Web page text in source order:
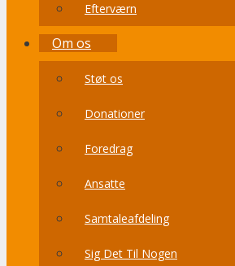
Efterværn
Om os
Støt os
Donationer
Foredrag
Ansatte
Samtaleafdeling
Sig Det Til Nogen